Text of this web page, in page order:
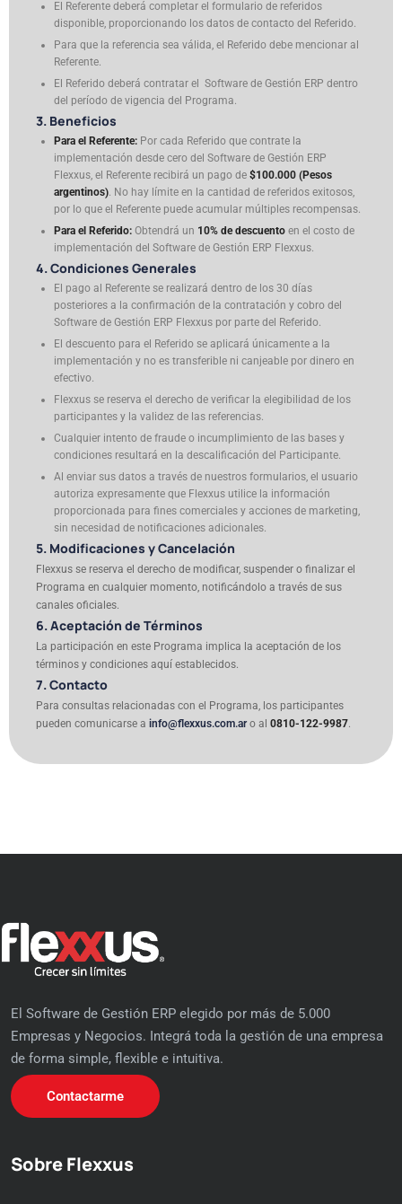
El Referente deberá completar el formulario de referidos
disponible, proporcionando los datos de contacto del Referido.
Para que la referencia sea válida, el Referido debe mencionar al
Referente.
El Referido deberá contratar el Software de Gestión ERP dentro
del período de vigencia del Programa.
3. Beneficios
Para el Referente: Por cada Referido que contrate la
implementación desde cero del Software de Gestión ERP
Flexxus, el Referente recibirá un pago de $100.000 (Pesos
argentinos). No hay límite en la cantidad de referidos exitosos,
por lo que el Referente puede acumular múltiples recompensas.
Para el Referido: Obtendrá un 10% de descuento en el costo de
implementación del Software de Gestión ERP Flexxus.
4. Condiciones Generales
El pago al Referente se realizará dentro de los 30 días
posteriores a la confirmación de la contratación y cobro del
Software de Gestión ERP Flexxus por parte del Referido.
El descuento para el Referido se aplicará únicamente a la
implementación y no es transferible ni canjeable por dinero en
efectivo.
Flexxus se reserva el derecho de verificar la elegibilidad de los
participantes y la validez de las referencias.
Cualquier intento de fraude o incumplimiento de las bases y
condiciones resultará en la descalificación del Participante.
Al enviar sus datos a través de nuestros formularios, el usuario
autoriza expresamente que Flexxus utilice la información
proporcionada para fines comerciales y acciones de marketing,
sin necesidad de notificaciones adicionales.
5. Modificaciones y Cancelación
Flexxus se reserva el derecho de modificar, suspender o finalizar el
Programa en cualquier momento, notificándolo a través de sus
canales oficiales.
6. Aceptación de Términos
La participación en este Programa implica la aceptación de los
términos y condiciones aquí establecidos.
7. Contacto
Para consultas relacionadas con el Programa, los participantes
pueden comunicarse a info@flexxus.com.aro al 0810-122-9987.
El Software de Gestión ERP elegido por más de 5.000
Empresas y Negocios. Integrá toda la gestión de una empresa
de forma simple, flexible e intuitiva.
Contactarme
Sobre Flexxus